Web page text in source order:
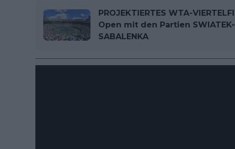
PROJEKTIERTES WTA-
Open mit den Partien SWIATEK-
SABALENKA